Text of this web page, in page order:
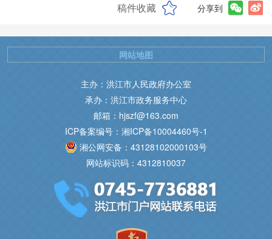
稿件收藏 分享到
主办：洪江市人民政府办公室
承办：洪江市政务服务中心
邮箱：hjszf@163.com
ICP备案编号：湘ICP备10004460号-1
湘公网安备：43128102000103号
网站标识码：4312810037
网站地图